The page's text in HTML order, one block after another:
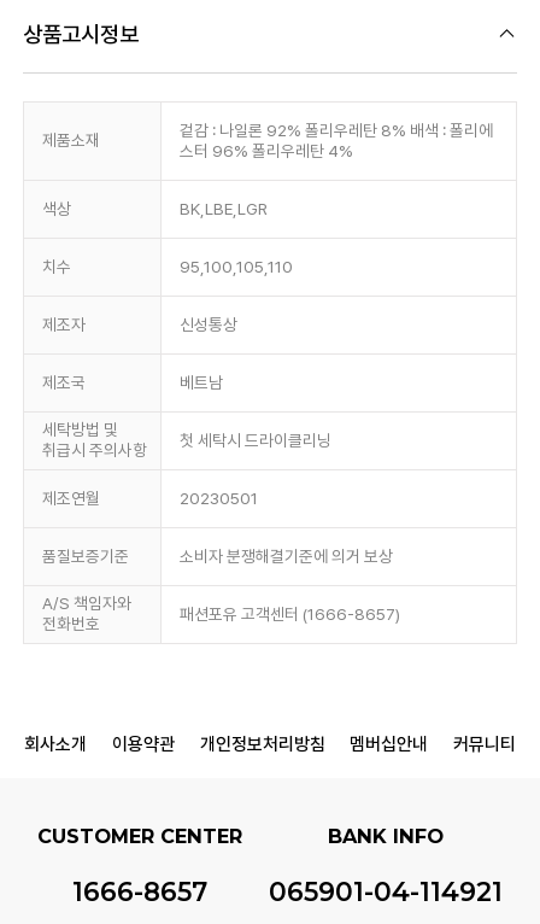
상품고시정보
제품소재
겉감 : 나일론 92% 폴리우레탄 8% 배색 : 폴리에
스터 96% 폴리우레탄 4%
색상 BK,LBE,LGR
치수 95,100,105,110
제조자 신성통상
제조국 베트남
세탁방법 및
취급시 주의사항
첫 세탁시 드라이클리닝
제조연월 20230501
품질보증기준 소비자 분쟁해결기준에 의거 보상
A/S 책임자와
전화번호
패션포유 고객센터 (1666-8657)
회사소개 이용약관 개인정보처리방침 멤버십안내 커뮤니티
CUSTOMER CENTER
1666-8657
BANK INFO
065901-04-114921